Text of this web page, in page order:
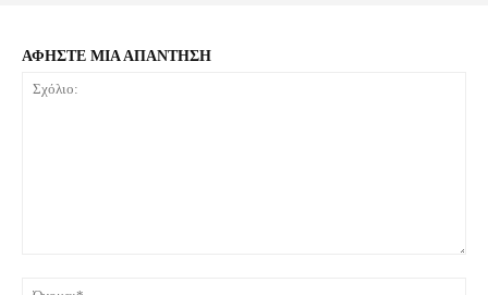
ΑΦΗΣΤΕ ΜΙΑ ΑΠΑΝΤΗΣΗ